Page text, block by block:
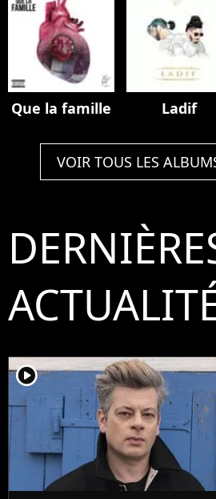
Que la famille Ladif
VOIR TOUS LES
player2